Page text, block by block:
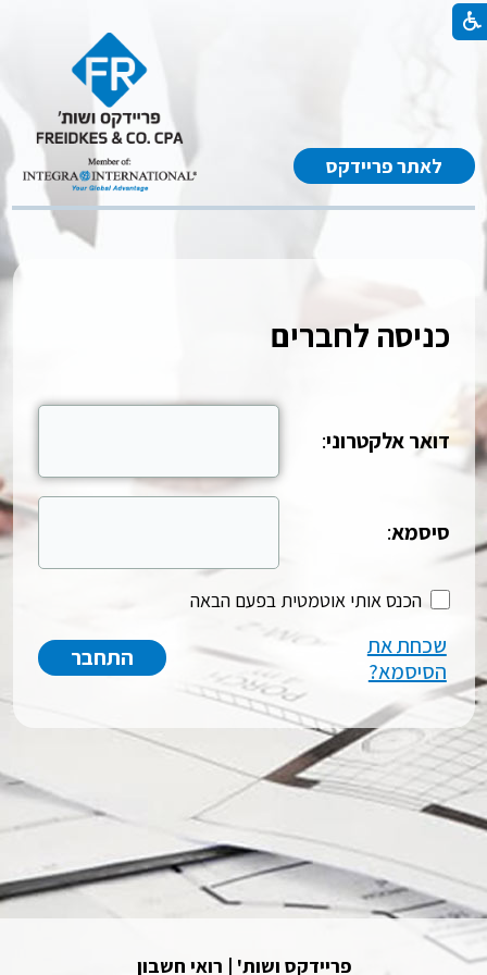
לאתר פריידקס
כניסה לחברים
דואר אלקטרוני:
סיסמא:
הכנס אותי אוטמטית בפעם הבאה
שכחת את
הסיסמא?
פריידקס ושות' | רואי חשבון